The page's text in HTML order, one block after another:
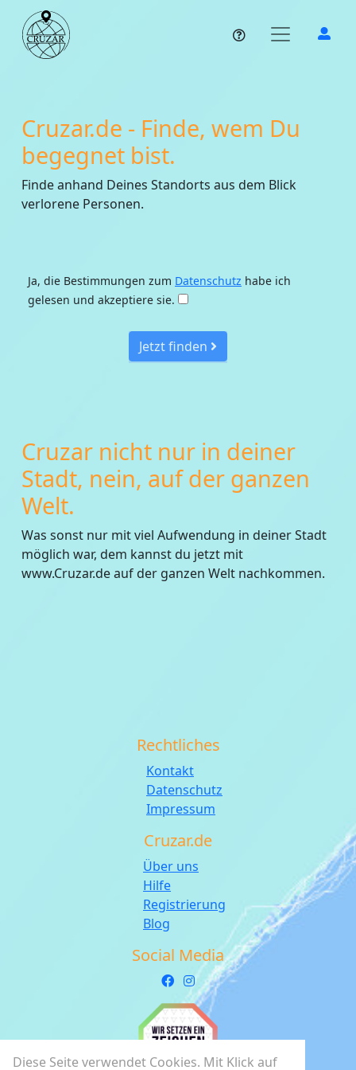
Diese Seite verwendet Cookies. Mit Klick auf
Cruzar nicht nur in deiner
Stadt, nein, auf der ganzen
Welt.
Was sonst nur mit viel Aufwendung in deiner Stadt
möglich war, dem kannst du jetzt mit
www.Cruzar.de auf der ganzen Welt nachkommen.
Cruzar.de - Finde, wem Du
begegnet bist.
Finde anhand Deines Standorts aus dem Blick
verlorene Personen.
Ja, die Bestimmungen zum Datenschutz habe ich
gelesen und akzeptiere sie.
Jetzt finden
Rechtliches
Kontakt
Datenschutz
Impressum
Cruzar.de
Über uns
Hilfe
Registrierung
Blog
Social Media